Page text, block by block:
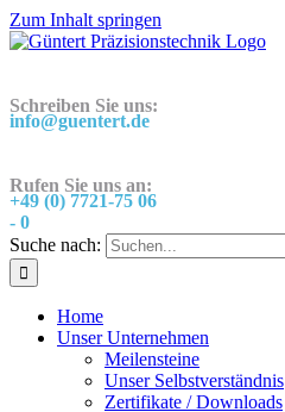
Zum Inhalt springen
Schreiben Sie uns:
info@guentert.de
Rufen Sie uns an:
+49 (0) 7721-75 06
- 0
Suche nach:
Home
Unser Unternehmen
Meilensteine
Unser Selbstverständnis
Zertifikate / Downloads